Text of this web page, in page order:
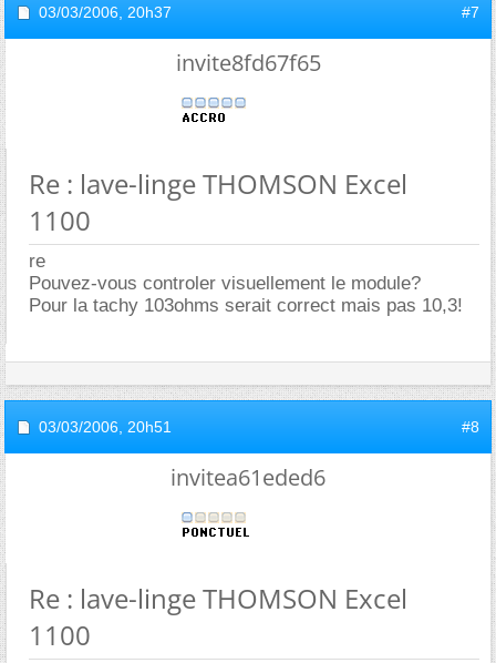
03/03/2006, 20h37 #7
invite8fd67f65
Re : lave-linge THOMSON Excel
1100
re
Pouvez-vous controler visuellement le module?
Pour la tachy 103ohms serait correct mais pas 10,3!
03/03/2006, 20h51 #8
invitea61eded6
Re : lave-linge THOMSON Excel
1100